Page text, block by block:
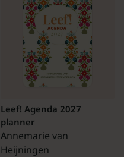
Leef! Agenda 2027
planner
Annemarie van
Heijningen